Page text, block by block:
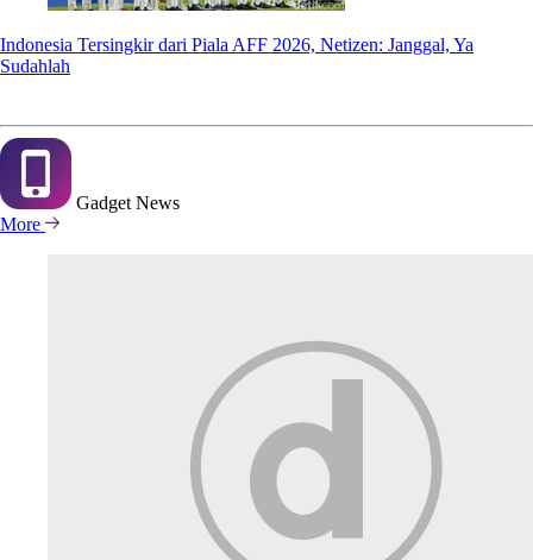
Indonesia Tersingkir dari Piala AFF 2026, Netizen: Janggal, Ya
Sudahlah
Gadget News
More